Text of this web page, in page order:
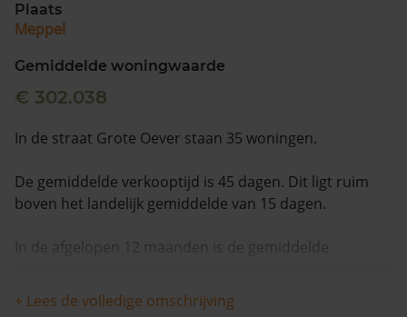
Plaats
Meppel
Gemiddelde woningwaarde
€ 302.038
In de straat Grote Oever staan 35 woningen.
De gemiddelde verkooptijd is 45 dagen. Dit ligt ruim
boven het landelijk gemiddelde van 15 dagen.
In de afgelopen 12 maanden is de gemiddelde
+ Lees de volledige omschrijving